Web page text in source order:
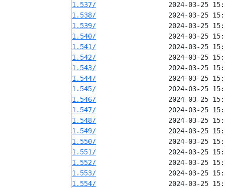
1.537/
1.538/
1.539/
1.540/
1.541/
1.542/
1.543/
1.544/
1.545/
1.546/
1.547/
1.548/
1.549/
1.550/
1.551/
1.552/
1.553/
1.554/